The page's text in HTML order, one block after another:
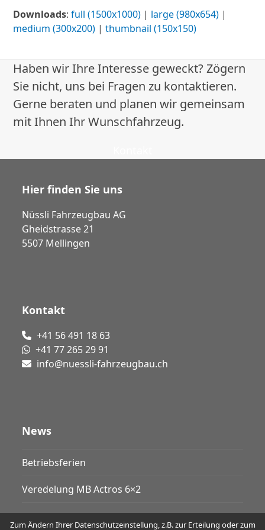
Downloads:full (1500x1000) | large (980x654) |
medium (300x200) |thumbnail (150x150)
Haben wir Ihre Interesse geweckt? Zögern
Sie nicht, uns bei Fragen zu kontaktieren.
Gerne beraten und planen wir gemeinsam
mit Ihnen Ihr Wunschfahrzeug.
Hier finden Sie uns
Nüssli Fahrzeugbau AG
Gheidstrasse 21
5507 Mellingen
Kontakt
+41 56 491 18 63
+41 77 265 29 91
info@nuessli-fahrzeugbau.ch
News
Betriebsferien
Veredelung MB Actros 6×2
Zum Ändern Ihrer Datenschutzeinstellung, z.B. zur Erteilung oder zum